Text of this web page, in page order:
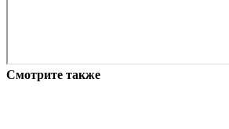
Смотрите также